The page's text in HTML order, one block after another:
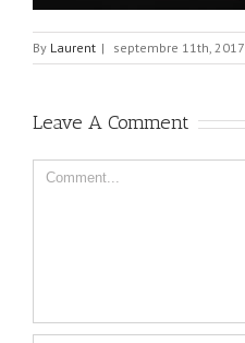
By Laurent | septembre 11th, 2017
Leave A Comment
Comment